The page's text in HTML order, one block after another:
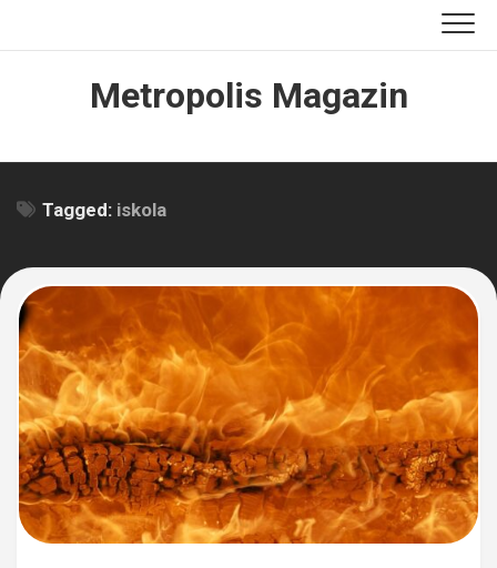
Metropolis Magazin
Tagged: iskola